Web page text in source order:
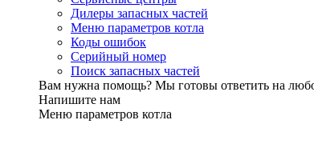
Дилеры запасных частей
Меню параметров котла
Коды ошибок
Серийный номер
Поиск запасных частей
Вам нужна помощь? Мы готовы ответить на
Напишите нам
Меню параметров котла